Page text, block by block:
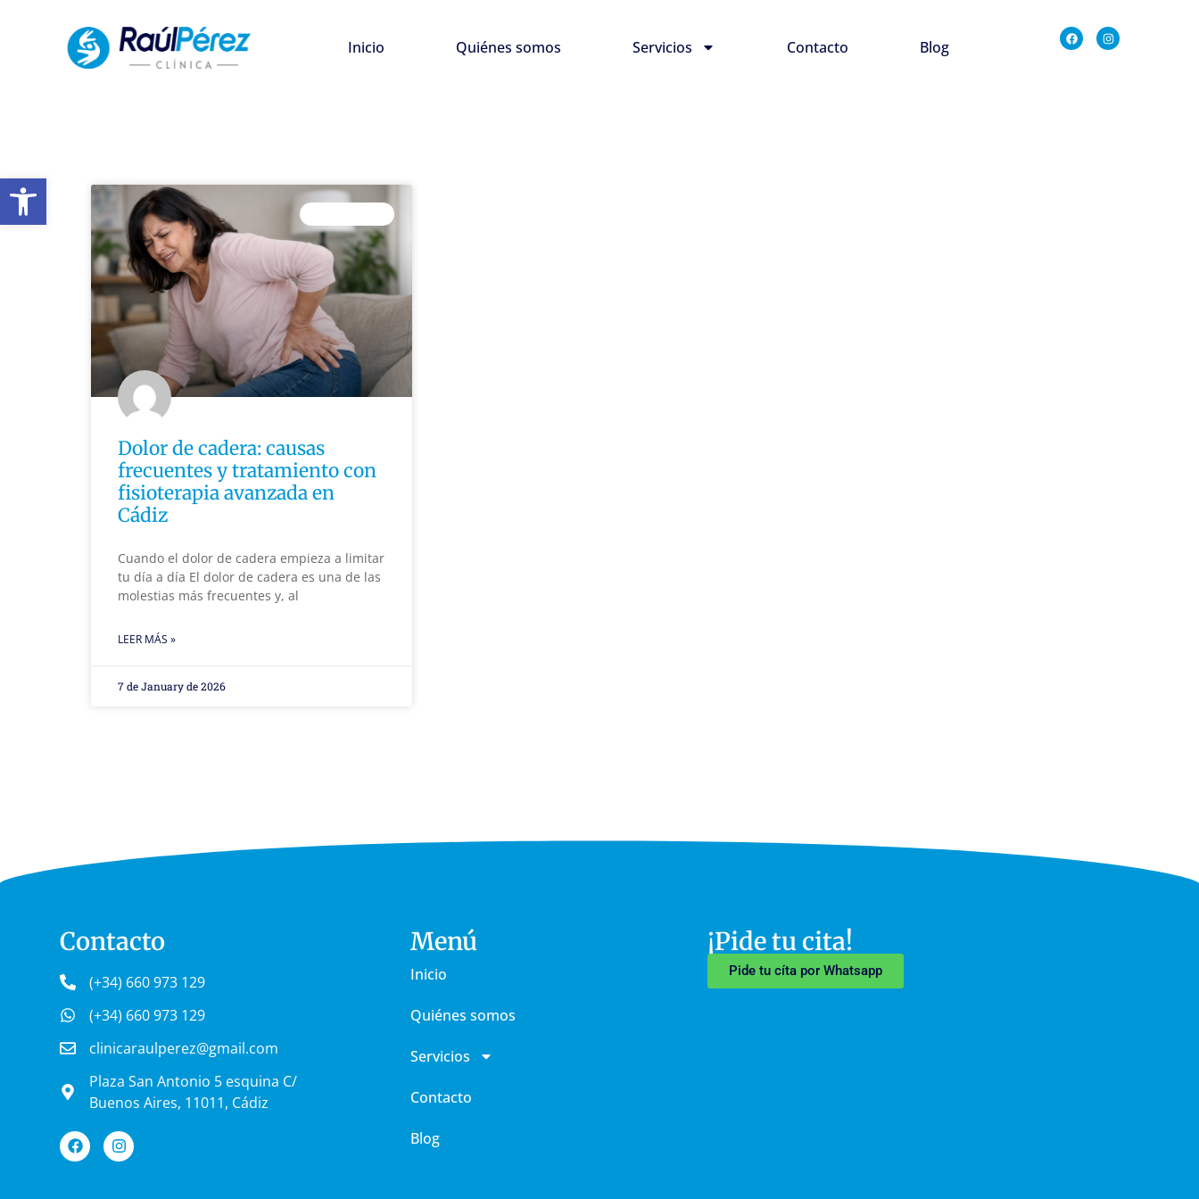
Open toolbar
Inicio Quiénes somos Servicios Contacto Blog
Dolor de cadera: causas
frecuentes y tratamiento con
fisioterapia avanzada en
Cádiz
Cuando el dolor de cadera empieza a limitar
tu día a día El dolor de cadera es una de las
molestias más frecuentes y, al
LEER MÁS »
7 de January de 2026
Contacto
(+34) 660 973 129
(+34) 660 973 129
clinicaraulperez@gmail.com
Plaza San Antonio 5 esquina C/
Buenos Aires, 11011, Cádiz
Menú
Inicio
Quiénes somos
Servicios
Contacto
Blog
¡Pide tu cita!
Pide tu cíta por Whatsapp